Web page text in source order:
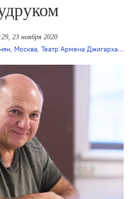
23 ноября 2020
, Москва, Театр Армена Джигарханяна